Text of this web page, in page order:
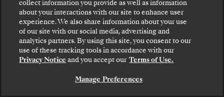
La Terrazza
collect information you provide as well as information
about your interactions with our site to enhance user
experience. We also share information about your use
of our site with our social media, advertising and
analytics partners. By using this site, you consent to our
use of these tracking tools in accordance with our
Privacy Notice and you accept our Terms of Use.
Manage Preferences